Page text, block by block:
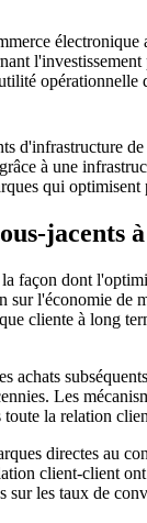
opérationnelle
d'infrastructure
à une
qui
façon dont
l'économie de
cliente à long
Les
toute la relation
directes au
client-client
les taux de